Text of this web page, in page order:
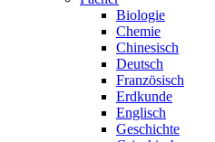
Biologie
Chemie
Chinesisch
Deutsch
Französisch
Erdkunde
Englisch
Geschichte